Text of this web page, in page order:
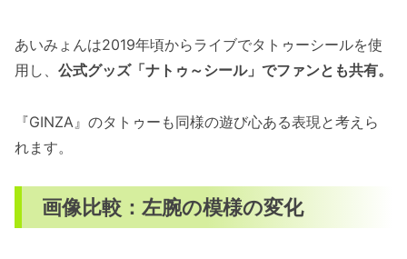
あいみょんは2019年頃からライブでタトゥーシールを使
用し、 公式グッズ「ナトゥ～シール」でファンとも共有。
『GINZA』のタトゥーも同様の遊び心ある表現と考えら
れます。
画像比較：左腕の模様の変化